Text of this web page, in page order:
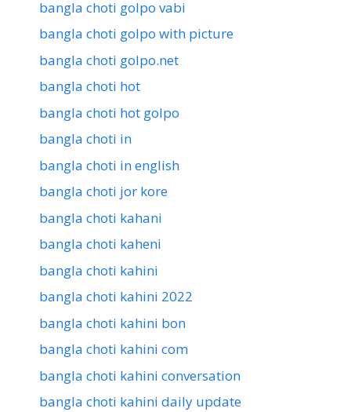
bangla choti golpo vabi
bangla choti golpo with picture
bangla choti golpo.net
bangla choti hot
bangla choti hot golpo
bangla choti in
bangla choti in english
bangla choti jor kore
bangla choti kahani
bangla choti kaheni
bangla choti kahini
bangla choti kahini 2022
bangla choti kahini bon
bangla choti kahini com
bangla choti kahini conversation
bangla choti kahini daily update